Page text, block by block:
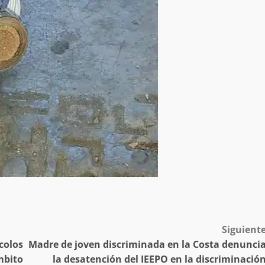
Madre de joven discriminada en la Costa denuncia
la desatención del IEEPO en la discriminación
organizada y contrabando
admin 16 julio 2026
Ejecuta orden de aprehensión por el
delito de pederastia cometido en la